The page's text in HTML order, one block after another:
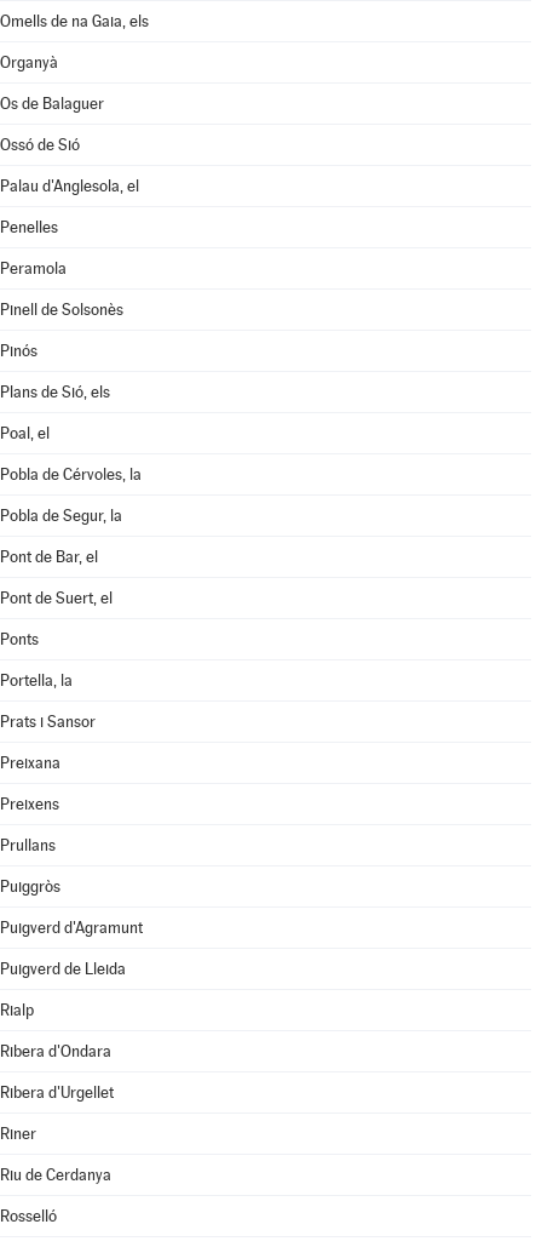
Omells de na Gaia, els
Organyà
Os de Balaguer
Ossó de Sió
Palau d'Anglesola, el
Penelles
Peramola
Pinell de Solsonès
Pinós
Plans de Sió, els
Poal, el
Pobla de Cérvoles, la
Pobla de Segur, la
Pont de Bar, el
Pont de Suert, el
Ponts
Portella, la
Prats i Sansor
Preixana
Preixens
Prullans
Puiggròs
Puigverd d'Agramunt
Puigverd de Lleida
Rialp
Ribera d'Ondara
Ribera d'Urgellet
Riner
Riu de Cerdanya
Rosselló